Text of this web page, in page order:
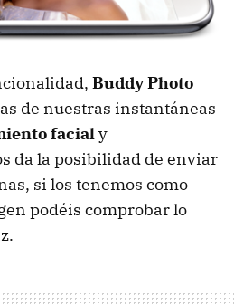
Buddy Photo
de nuestras instantáneas
facialy
da la posibilidad de enviar
si los tenemos como
podéis comprobar lo